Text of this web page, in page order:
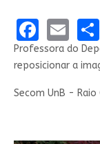
Professora do
reposicionar a
Secom UnB -